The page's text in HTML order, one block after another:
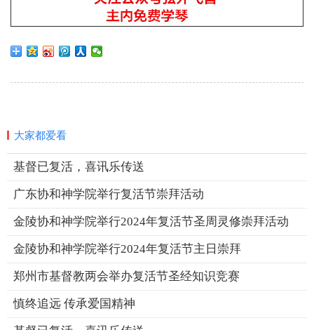
大家都爱看
基督已复活，喜讯乐传送
广东协和神学院举行复活节崇拜活动
金陵协和神学院举行2024年复活节圣周灵修崇拜活动
金陵协和神学院举行2024年复活节主日崇拜
郑州市基督教两会举办复活节圣经知识竞赛
慎终追远 传承爱国精神